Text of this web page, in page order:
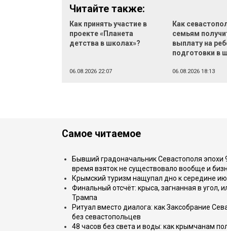
Читайте также:
Как принять участие в
проекте «Планета
детства в школах»?
06.08.2026 22:07
Как
семьям
выплату на
подготовки в
06.08.2026 18:13
Самое читаемое
Бывший градоначальник Севастополя эпохи
время взяток не существовало вообще и
Крымский туризм нащупал дно к середине
Финальный отсчёт: крыса, загнанная в угол,
Трампа
Ритуал вместо диалога: как Заксобрание
без севастопольцев
48 часов без света и воды: как крымчанам